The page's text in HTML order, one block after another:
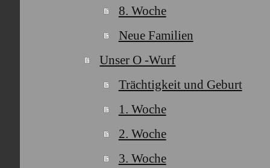
8. Woche
Neue Familien
Unser O -Wurf
Trächtigkeit und Geburt
1. Woche
2. Woche
3. Woche